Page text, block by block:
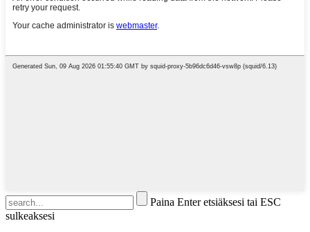
Paina Enter etsiäksesi tai ESC
sulkeaksesi